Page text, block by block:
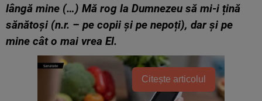
lângă mine (…) Mă rog la Dumnezeu să mi-i țină
sănătoși (n.r. – pe copii și pe nepoți), dar și pe
mine cât o mai vrea El.
Citește articolul